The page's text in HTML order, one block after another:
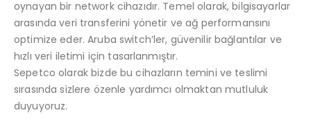
oynayan bir network cihazıdır. Temel olarak, bilgisayarlar
arasında veri transferini yönetir ve ağ performansını
optimize eder. Aruba switch’ler, güvenilir bağlantılar ve
hızlı veri iletimi için tasarlanmıştır.
Sepetco olarak bizde bu cihazların temini ve teslimi
sırasında sizlere özenle yardımcı olmaktan mutluluk
duyuyoruz.